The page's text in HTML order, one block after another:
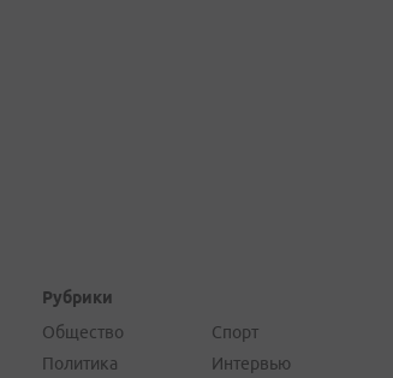
Рубрики
Общество
Политика
Спорт
Интервью